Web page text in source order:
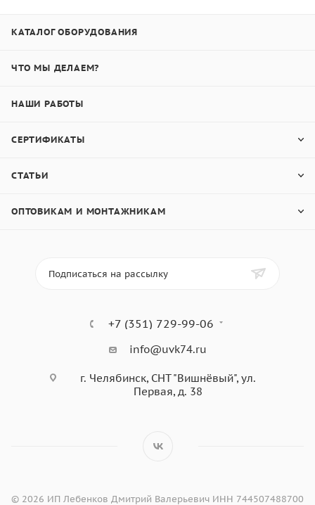
КАТАЛОГ ОБОРУДОВАНИЯ
ЧТО МЫ ДЕЛАЕМ?
НАШИ РАБОТЫ
СЕРТИФИКАТЫ
СТАТЬИ
ОПТОВИКАМ И МОНТАЖНИКАМ
Подписаться на рассылку
+7 (351) 729-99-06
info@uvk74.ru
г. Челябинск, СНТ "Вишнёвый", ул.
Первая, д. 38
© 2026 ИП Лебенков Дмитрий Валерьевич ИНН 744507488700